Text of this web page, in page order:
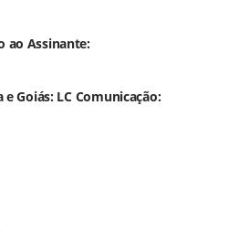
ao Assinante:
Goiás: LC Comunicação: